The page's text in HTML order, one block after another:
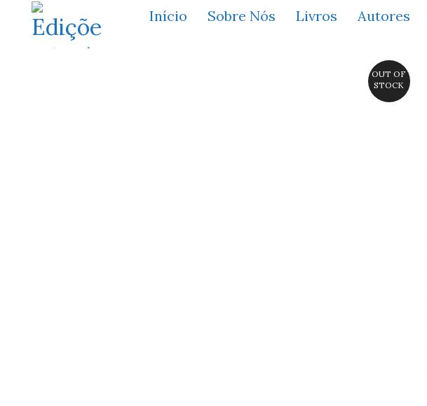
Início Sobre Nós Livros Autores
OUT OF
STOCK